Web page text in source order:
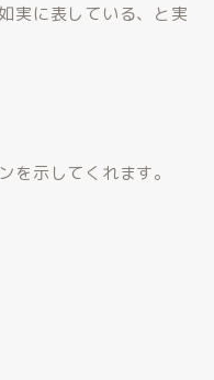
実に表している、と実
を示してくれます。